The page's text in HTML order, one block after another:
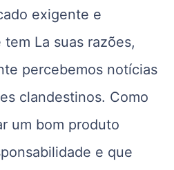
exigente e
La suas razões,
percebemos notícias
clandestinos. Como
um bom produto
e que